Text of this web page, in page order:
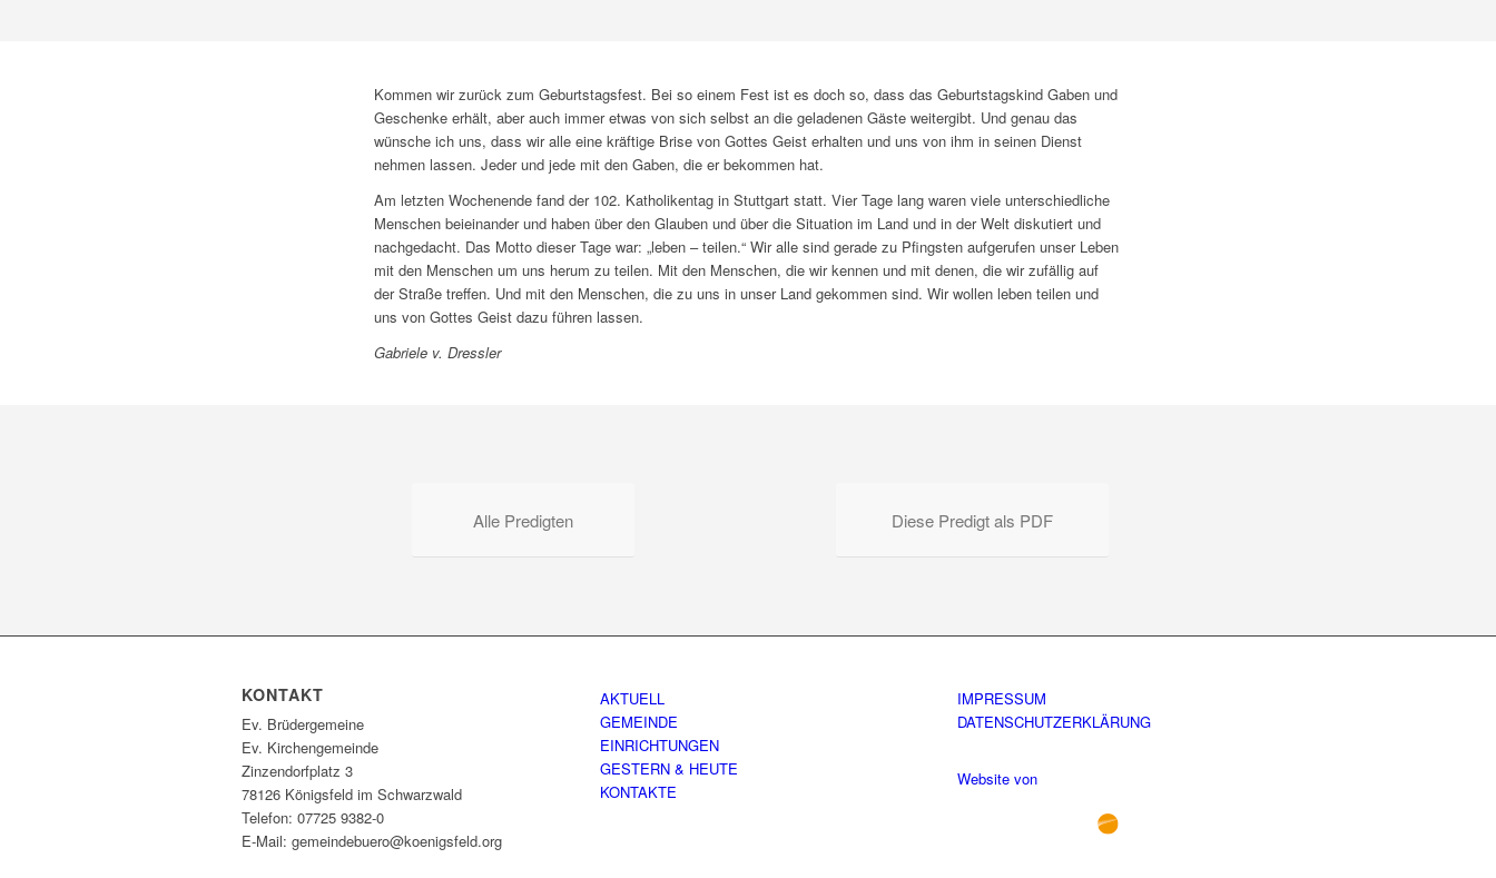
Kommen wir zurück zum Geburtstagsfest. Bei so einem Fest ist es doch so, dass das Geburtstagskind Gaben und
Geschenke erhält, aber auch immer etwas von sich selbst an die geladenen Gäste weitergibt. Und genau das
wünsche ich uns, dass wir alle eine kräftige Brise von Gottes Geist erhalten und uns von ihm in seinen Dienst
nehmen lassen. Jeder und jede mit den Gaben, die er bekommen hat.
Am letzten Wochenende fand der 102. Katholikentag in Stuttgart statt. Vier Tage lang waren viele unterschiedliche
Menschen beieinander und haben über den Glauben und über die Situation im Land und in der Welt diskutiert und
nachgedacht. Das Motto dieser Tage war: „leben – teilen.“ Wir alle sind gerade zu Pfingsten aufgerufen unser Leben
mit den Menschen um uns herum zu teilen. Mit den Menschen, die wir kennen und mit denen, die wir zufällig auf
der Straße treffen. Und mit den Menschen, die zu uns in unser Land gekommen sind. Wir wollen leben teilen und
uns von Gottes Geist dazu führen lassen.
Gabriele v. Dressler
Alle Predigten Diese Predigt als PDF
KONTAKT
Ev. Brüdergemeine
Ev. Kirchengemeinde
Zinzendorfplatz 3
78126 Königsfeld im Schwarzwald
Telefon: 07725 9382-0
E-Mail: gemeindebuero@koenigsfeld.org
AKTUELL
GEMEINDE
EINRICHTUNGEN
GESTERN & HEUTE
KONTAKTE
IMPRESSUM
DATENSCHUTZERKLÄRUNG
Website von